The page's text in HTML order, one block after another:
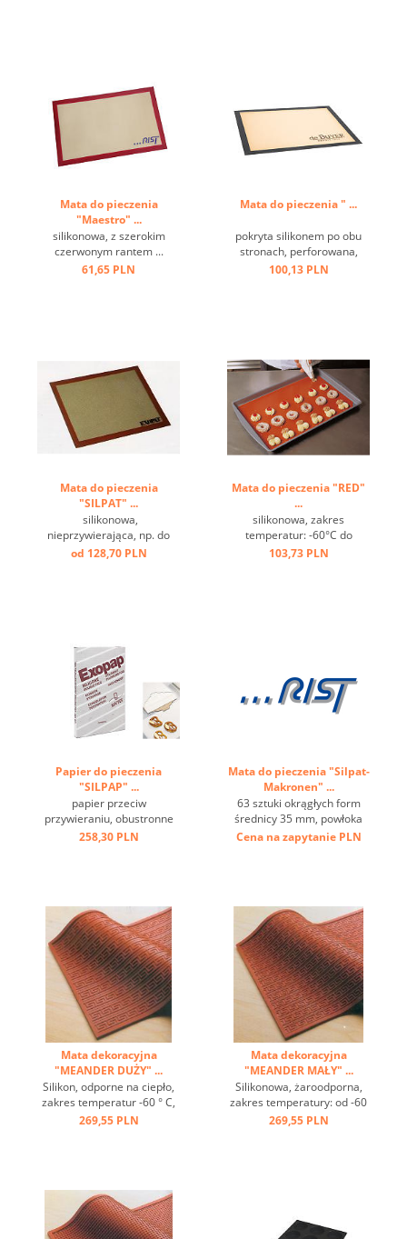
Mata do pieczenia
"Maestro" ...
silikonowa, z szerokim
czerwonym rantem ...
61,65 PLN
Mata do pieczenia " ...
pokryta silikonem po obu
stronach, perforowana,
idealna do pieczenia chleba,
100,13 PLN
Mata do pieczenia
"SILPAT" ...
silikonowa,
nieprzywierająca, np. do
marcepanu, odporna do
od 128,70 PLN
Mata do pieczenia "RED"
...
silikonowa, zakres
temperatur: -60°C do
+230°C ...
103,73 PLN
Papier do pieczenia
"SILPAP" ...
papier przeciw
przywieraniu, obustronne
zastosowanie ...
258,30 PLN
Mata do pieczenia "Silpat-
Makronen" ...
63 sztuki okrągłych form
średnicy 35 mm, powłoka
przeciwprzywierająca ...
Cena na zapytaniePLN
Mata dekoracyjna
"MEANDER DUŻY" ...
Silikon, odporne na ciepło,
zakres temperatur -60 ° C,
wytwarza się do + 220 ° C,
ciast, pasztety i deserów ...
269,55 PLN
Mata dekoracyjna
"MEANDER MAŁY" ...
Silikonowa, żaroodporna,
zakres temperatury: od -60
° C do + 220 ° C, doskonałe
269,55 PLN